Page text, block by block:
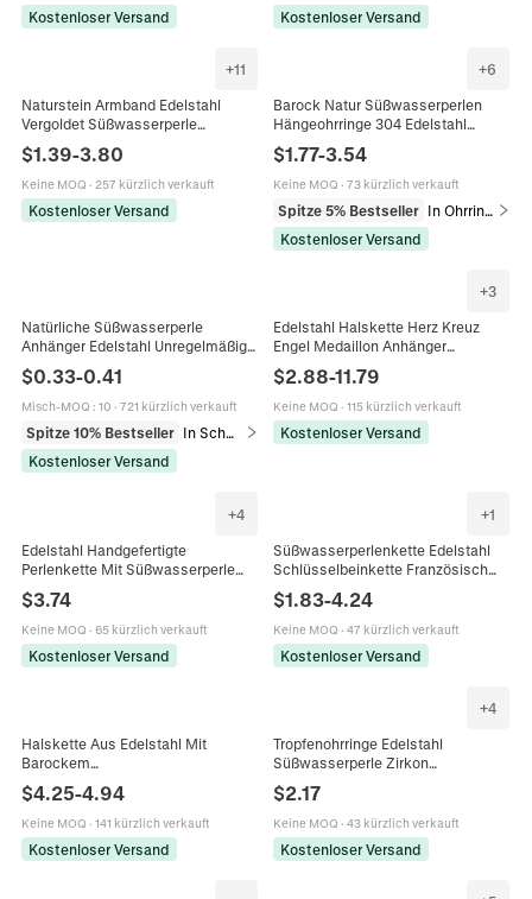
Kostenloser Versand
Kostenloser Versand
+11
Naturstein Armband Edelstahl
Vergoldet Süßwasserperle
Verstellbar Boho Stil Schmuck Für
Frauen Rosa Süßwasserperlen
$1.39-3.80
Keine MOQ · 257 kürzlich verkauft
Kostenloser Versand
+6
Barock Natur Süßwasserperlen
Hängeohrringe 304 Edelstahl
Wasserdicht Hypoallergen Quaste
Eleganter Schmuck Damen
$1.77-3.54
Keine MOQ · 73 kürzlich verkauft
Spitze 5% Bestseller
In Ohrringe
Kostenloser Versand
Natürliche Süßwasserperle
Anhänger Edelstahl Unregelmäßige
Barock Charms Für DIY
Schmuckherstellung Ohrringe
Halskette
$0.33-0.41
Misch-MOQ : 10 · 721 kürzlich verkauft
Spitze 10% Bestseller
In Schmuckzubehör
Kostenloser Versand
+3
Edelstahl Halskette Herz Kreuz
Engel Medaillon Anhänger
Süßwasserperle Mehrlagig
Eleganter Schmuck Für Frauen
$2.88-11.79
Keine MOQ · 115 kürzlich verkauft
Kostenloser Versand
+4
Edelstahl Handgefertigte
Perlenkette Mit Süßwasserperle
Und Facettiertem Strass Eleganter
Modeschmuck Für Damen
$3.74
Keine MOQ · 65 kürzlich verkauft
Kostenloser Versand
+1
Süßwasserperlenkette Edelstahl
Schlüsselbeinkette Französisch
Vintage Elegant Perlen Blumen
Halsschmuck Für Damen
$1.83-4.24
Keine MOQ · 47 kürzlich verkauft
Kostenloser Versand
Halskette Aus Edelstahl Mit
Barockem
Süßwasserperlenanhänger
Büroklammerkette Vergoldet Y-
Form Elegant Moderner Schmuck
$4.25-4.94
Keine MOQ · 141 kürzlich verkauft
Kostenloser Versand
+4
Tropfenohrringe Edelstahl
Süßwasserperle Zirkon
Französisch Retro Elegant
Geometrisch Wassertropfen Oval
Für Damen
$2.17
Keine MOQ · 43 kürzlich verkauft
Kostenloser Versand